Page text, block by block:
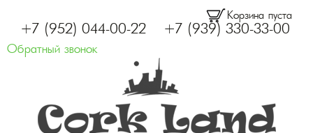
Корзина пуста
+7 (952) 044-00-22 +7 (939) 330-33-00
Обратный звонок